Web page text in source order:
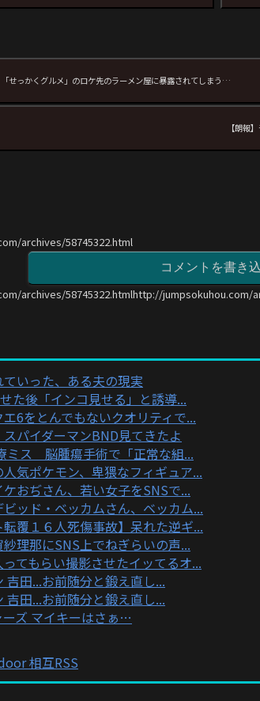
せっかくグルメ」のロケ先のラーメン屋に暴露されてしまう…
【朗報
archives/58745322.html
コメントを書き
archives/58745322.htmlhttp://jumpsokuhou.com/
いった、ある夫の現実
た後「インコ見せる」と誘導...
エ6をとんでもないクオリティで...
スパイダーマンBND見てきたよ
ミス 脳腫瘍手術で「正常な組...
人気ポケモン、卑猥なフィギュア...
ケおぢさん、若い女子をSNSで...
ビッド・ベッカムさん、ベッカム...
転覆１６人死傷事故】呆れた逆ギ...
理那にSNS上でねぎらいの声...
てもらい撮影させたイッてるオ...
吉田...お前随分と鍛え直し...
吉田...お前随分と鍛え直し...
ーズ マイキーはさぁ…
相互RSS